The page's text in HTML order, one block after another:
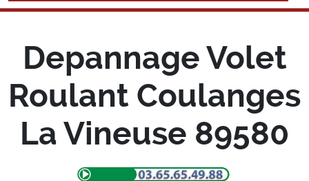
Depannage Volet
Roulant Coulanges
La Vineuse 89580